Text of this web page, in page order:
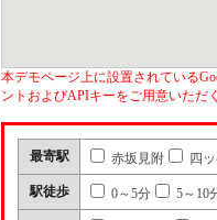
本デモページ上に設置されている
ントおよびAPIキーをご用意いただ
最寄駅 赤坂見附 四
駅徒歩 0～5分 5～10